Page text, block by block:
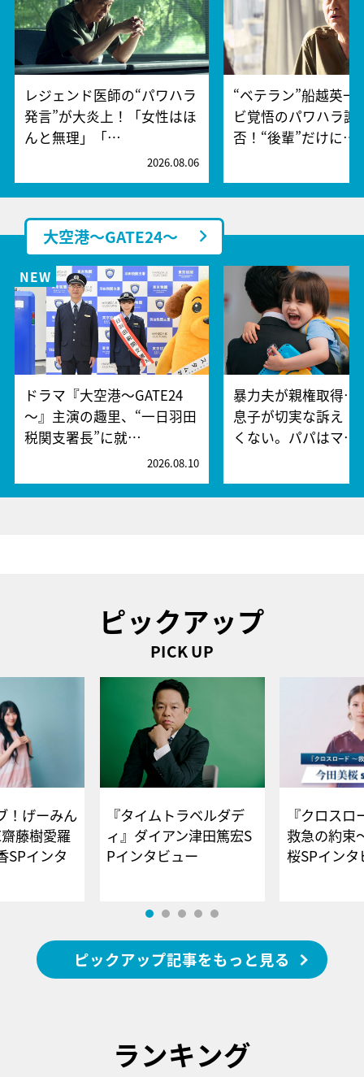
レジェンド医師の“パワハラ
発言”が大炎上！「女性はほ
んと無理」「…
2026.08.06
“ベテラン”船越英一
ビ覚悟のパワハラ謝
否！“後輩”だけに…
大空港～GATE24～
ドラマ『大空港～GATE24
～』主演の趣里、“一日羽田
税関支署長”に就…
2026.08.10
暴力夫が親権取得…
息子が切実な訴え「
くない。パパはマ…
ピックアップ
PICK UP
！げーみん
藤樹愛羅
SPインタ
『タイムトラベルダデ
ィ』ダイアン津田篤宏S
Pインタビュー
『クロス
救急の約束
桜SPイ
ピックアップ記事をもっと見る
ランキング